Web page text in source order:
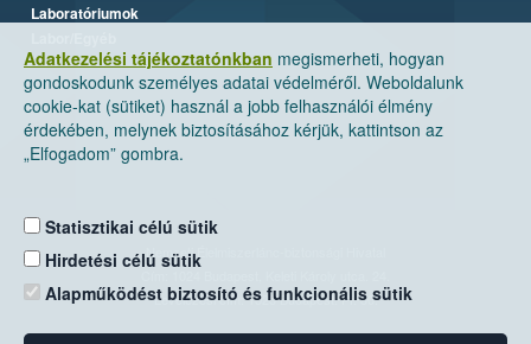
Adatkezelési tájékoztatónkban megismerheti, hogyan
gondoskodunk személyes adatai védelméről. Weboldalunk
cookie-kat (sütiket) használ a jobb felhasználói élmény
érdekében, melynek biztosításához kérjük, kattintson az
„Elfogadom” gombra.
Statisztikai célú sütik
Hirdetési célú sütik
Alapműködést biztosító és funkcionális sütik
Laboratóriumok
Nemzeti Élelmiszerlánc-biztonsági Hivatal
Levelezési cím: 1525 Budapest. Pf. 30.